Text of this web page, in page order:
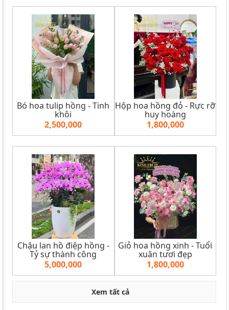
Bó hoa tulip hồng - Tinh
khôi
2,500,000
Hộp hoa hồng đỏ - Rực rỡ
huy hoàng
1,800,000
Chậu lan hồ điệp hồng -
Tỷ sự thành công
5,000,000
Giỏ hoa hồng xinh - Tuổi
xuân tươi đẹp
1,800,000
Xem tất cả